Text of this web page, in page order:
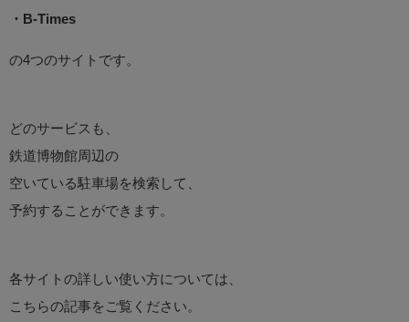
・B-Times
の4つのサイトです。
どのサービスも、
鉄道博物館周辺の
空いている駐車場を検索して、
予約することができます。
各サイトの詳しい使い方については、
こちらの記事をご覧ください。